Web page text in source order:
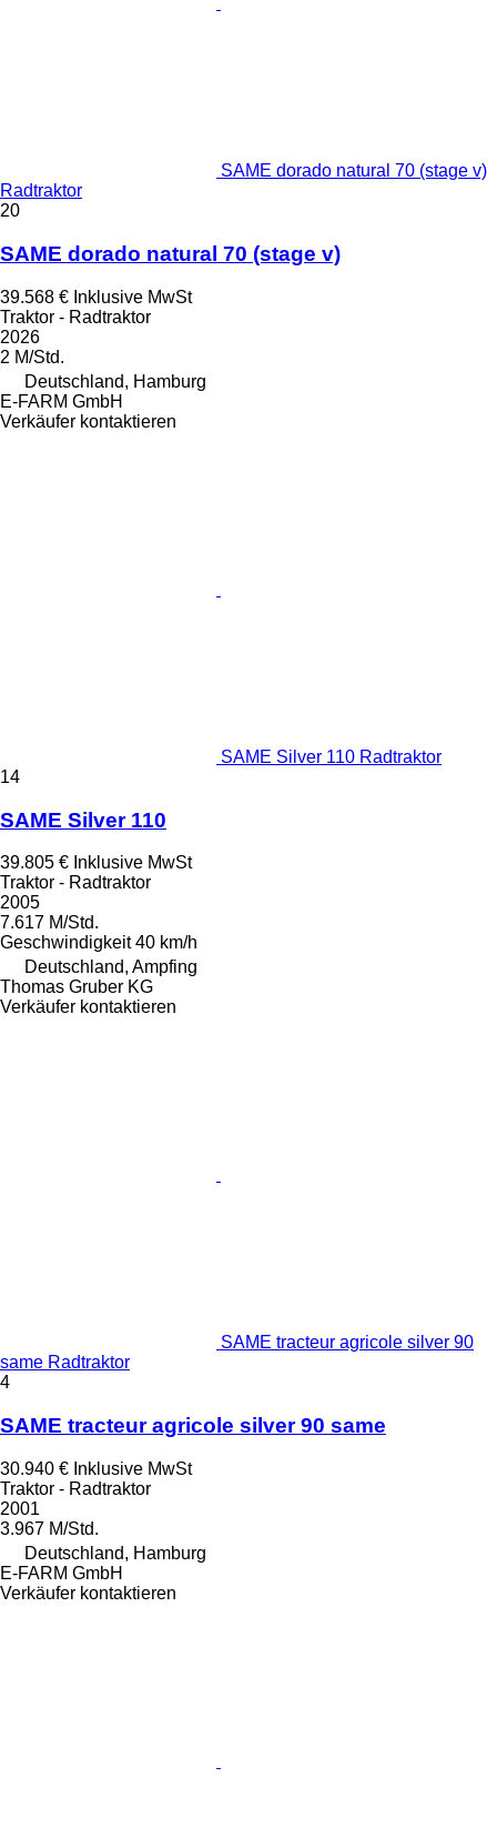
SAME dorado natural 70 (stage v)
Radtraktor
20
SAME dorado natural 70 (stage v)
39.568 € Inklusive MwSt
Traktor - Radtraktor
2026
2 M/Std.
Deutschland, Hamburg
E-FARM GmbH
Verkäufer kontaktieren
SAME Silver 110 Radtraktor
14
SAME Silver 110
39.805 € Inklusive MwSt
Traktor - Radtraktor
2005
7.617 M/Std.
Geschwindigkeit 40 km/h
Deutschland, Ampfing
Thomas Gruber KG
Verkäufer kontaktieren
SAME tracteur agricole silver 90
same Radtraktor
4
SAME tracteur agricole silver 90 same
30.940 € Inklusive MwSt
Traktor - Radtraktor
2001
3.967 M/Std.
Deutschland, Hamburg
E-FARM GmbH
Verkäufer kontaktieren